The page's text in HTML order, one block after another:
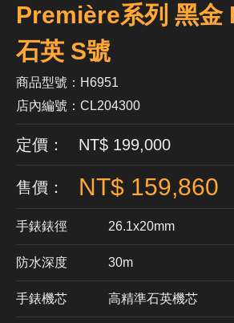
Première系列 黑金
石英 S號
商品型號：H6951
店內編號：CL204300
定價： NT$ 199,000
售價： NT$ 159,860
手錶錶徑 26.1x20mm
防水深度 30m
手錶機芯 ​高精準石英機芯